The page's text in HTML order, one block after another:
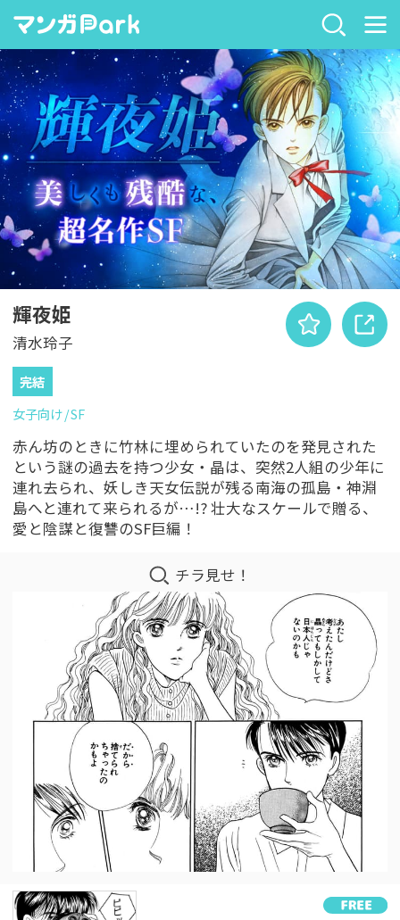
輝夜姫
清水玲子
完結
女子向け SF
赤ん坊のときに竹林に埋められていたのを発見された
という謎の過去を持つ少女・晶は、突然2人組の少年に
連れ去られ、妖しき天女伝説が残る南海の孤島・神淵
島へと連れて来られるが…!? 壮大なスケールで贈る、
愛と陰謀と復讐のSF巨編！
チラ見せ！